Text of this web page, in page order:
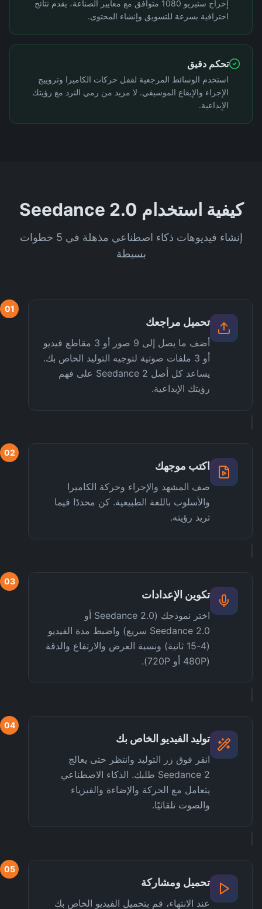
إخراج ستيريو 1080 متوافق مع معايير الصناعة، يقدم نتائج
احترافية بسرعة للتسويق وإنشاء المحتوى.
تحكم دقيق
استخدم الوسائط المرجعية لقفل حركات الكاميرا وتروييج
الإجراء والإيقاع الموسيقي. لا مزيد من رمي النرد مع رؤيتك
الإبداعية.
كيفية استخدام Seedance 2.0
إنشاء فيديوهات ذكاء اصطناعي مذهلة في 5 خطوات
بسيطة
01
تحميل مراجعك
أضف ما يصل إلى 9 صور أو 3 مقاطع فيديو
أو 3 ملفات صوتية لتوجيه التوليد الخاص بك.
يساعد كل أصل Seedance 2 على فهم
رؤيتك الإبداعية.
02
اكتب موجهك
صف المشهد والإجراء وحركة الكاميرا
والأسلوب باللغة الطبيعية. كن محددًا فيما
تريد رؤيته.
03
تكوين الإعدادات
اختر نموذجك (Seedance 2.0 أو
Seedance 2.0 سريع) واضبط مدة الفيديو
(4-15 ثانية) ونسبة العرض والارتفاع والدقة
(480P أو 720P).
04
توليد الفيديو الخاص بك
انقر فوق زر التوليد وانتظر حتى يعالج
Seedance 2 طلبك. الذكاء الاصطناعي
يتعامل مع الحركة والإضاءة والفيزياء
والصوت تلقائيًا.
05
تحميل ومشاركة
عند الانتهاء، قم بتحميل الفيديو الخاص بك